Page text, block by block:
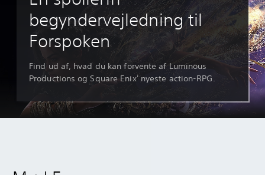
begyndervejledning til
Forspoken
Find ud af, hvad du kan forvente af Luminous
Productions og Square Enix' nyeste action-RPG.